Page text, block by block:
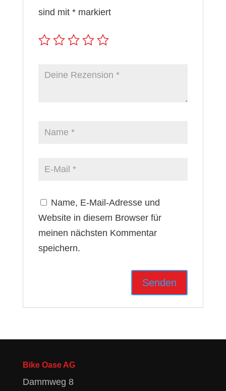
sind mit *markiert
Name, E-Mail-Adresse und
Website in diesem Browser für
meinen nächsten Kommentar
speichern.
Bike Oase AG
Dammweg 8